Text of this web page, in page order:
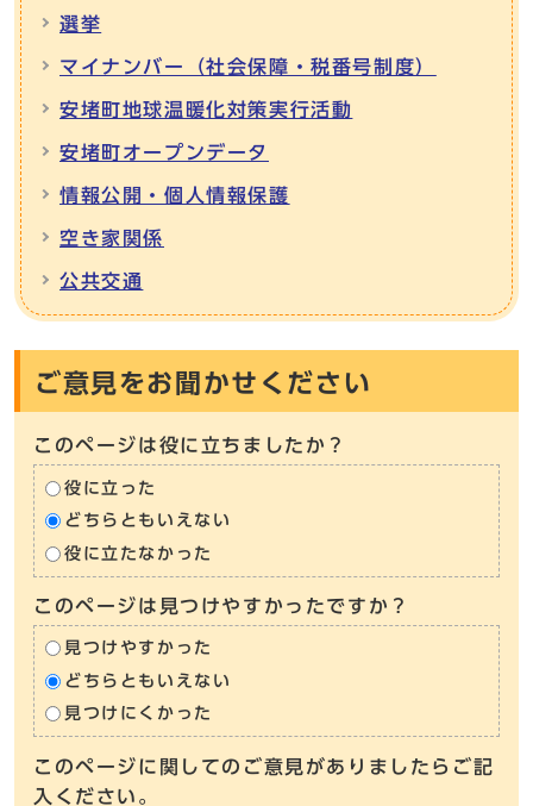
選挙
マイナンバー（社会保障・税番号制度）
安堵町地球温暖化対策実行活動
安堵町オープンデータ
情報公開・個人情報保護
空き家関係
公共交通
ご意見をお聞かせください
このページは役に立ちましたか？
役に立った
どちらともいえない
役に立たなかった
このページは見つけやすかったですか？
見つけやすかった
どちらともいえない
見つけにくかった
このページに関してのご意見がありましたらご記
入ください。